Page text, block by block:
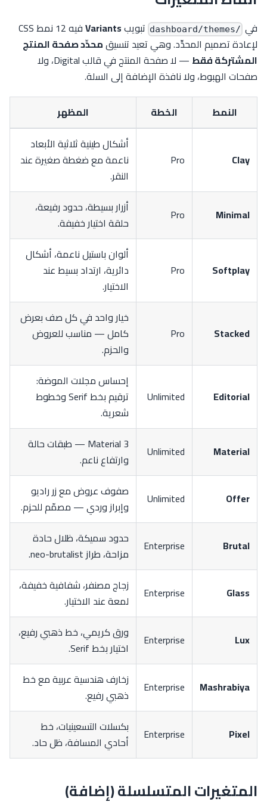
في /dashboard/themes تبويبVariants
فيه 12 نمط CSS
لإعادة تصميم المحدِّد. وهي تعيد تنسيقمحدِّد صفحة المنتج
المشتركة فقط
— لا صفحة المنتج في قالب Digital، ولا
صفحات الهبوط، ولا نافذة الإضافة إلى السلة.
النمط
الخطة المظهر
Clay
Pro
أشكال طينية ثلاثية الأبعاد
ناعمة مع ضغطة صغيرة عند
النقر.
Minimal
Pro
أزرار بسيطة، حدود رفيعة،
حلقة اختيار خفيفة.
Softplay
Pro
ألوان باستيل ناعمة، أشكال
دائرية، ارتداد بسيط عند
الاختيار.
Stacked
Pro
خيار واحد في كل صف بعرض
كامل — مناسب للعروض
والحزم.
Editorial
Unlimited
إحساس مجلات الموضة:
ترقيم بخط Serif وخطوط
شعرية.
Material
Unlimited
Material 3 — طبقات حالة
وارتفاع ناعم.
Offer
Unlimited
صفوف عروض مع زر راديو
وإبراز وردي — مصمّم للحزم.
Brutal
Enterprise
حدود سميكة، ظلال حادة
مزاحة، طراز neo-brutalist.
Glass
Enterprise
زجاج مصنفر، شفافية خفيفة،
لمعة عند الاختيار.
Lux
Enterprise
ورق كريمي، خط ذهبي رفيع،
اختيار بخط Serif.
Mashrabiya
Enterprise
زخارف هندسية عربية مع خط
ذهبي رفيع.
Pixel
Enterprise
بكسلات التسعينيات، خط
أحادي المسافة، ظل حاد.
المتغيرات المتسلسلة (إضافة)